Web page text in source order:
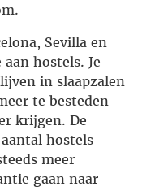
Sevilla en
hostels. Je
in slaapzalen
te besteden
krijgen. De
hostels
meer
gaan naar